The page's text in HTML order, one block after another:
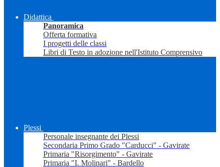
Didattica
Panoramica
Offerta formativa
I progetti delle classi
Libri di Testo in adozione nell'Istituto Comprensivo
Plessi
Personale insegnante dei Plessi
Secondaria Primo Grado "Carducci" - Gavirate
Primaria "Risorgimento" - Gavirate
Primaria "I. Molinari" - Bardello